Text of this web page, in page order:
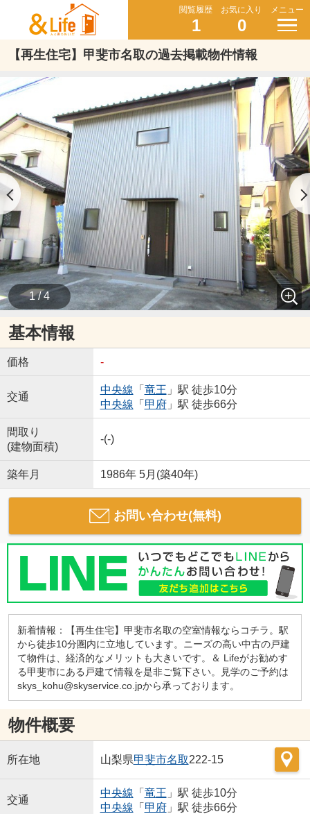
閲覧履歴
1
お気に入り
0
メニュー
【再生住宅】甲斐市名取の過去掲載物件情報
1 / 4
基本情報
価格 -
交通
中央線 「 竜王 」駅 徒歩10分
中央線 「 甲府」駅 徒歩66分
間取り
(建物面積)
-(-)
築年月 1986年 5月(築40年)
お問い合わせ(無料)
新着情報：【再生住宅】甲斐市名取の空室情報ならコチラ。駅
から徒歩10分圏内に立地しています。ニーズの高い中古の戸建
て物件は、経済的なメリットも大きいです。＆ Lifeがお勧めす
る甲斐市にある戸建て情報を是非ご覧下さい。見学のご予約は
skys_kohu@skyservice.co.jpから承っております。
物件概要
所在地 山梨県甲斐市名取222-15
交通
中央線 「 竜王 」駅 徒歩10分
中央線 「 甲府」駅 徒歩66分